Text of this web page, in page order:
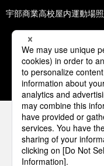
宇部商業高校屋内運動場
1 2
パナソニック